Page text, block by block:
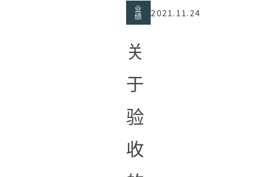
业
绩 2021.11.24
关
于
验
收